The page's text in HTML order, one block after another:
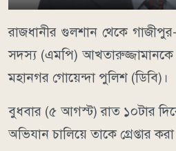
রাজধানীর গুলশান থেকে
সদস্য (এমপি) আখতারুজ্জামানকে
মহানগর গোয়েন্দা পুলিশ (ডিবি)।
বুধবার (৫ আগস্ট) রাত ১০টার
অভিযান চালিয়ে তাকে গ্রেপ্তার